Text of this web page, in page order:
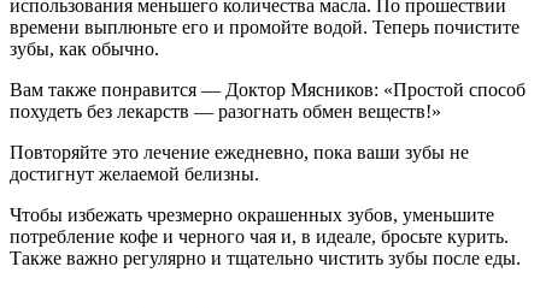
использования меньшего количества масла. По прошествии
времени выплюньте его и промойте водой. Теперь почистите
зубы, как обычно.
Вам также понравится — Доктор Мясников: «Простой способ
похудеть без лекарств — разогнать обмен веществ!»
Повторяйте это лечение ежедневно, пока ваши зубы не
достигнут желаемой белизны.
Чтобы избежать чрезмерно окрашенных зубов, уменьшите
потребление кофе и черного чая и, в идеале, бросьте курить.
Также важно регулярно и тщательно чистить зубы после еды.